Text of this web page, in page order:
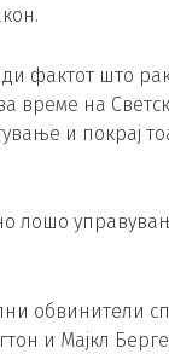
фактот што
време на
и покрај
лошо
обвинители
и Мајкл